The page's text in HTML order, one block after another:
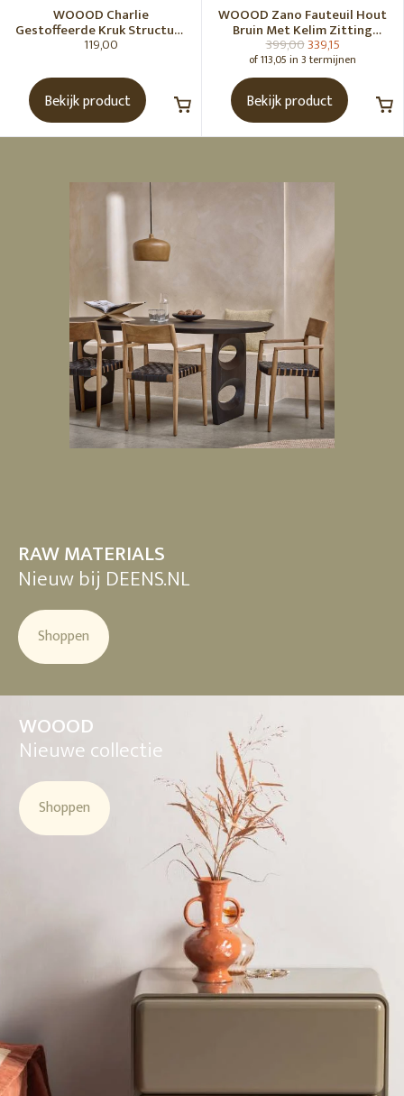
WOOOD Charlie
Gestoffeerde Kruk Structuur
Stof Karamelbruin [Fsc]
119,00
Bekijk product
WOOOD Zano Fauteuil Hout
Bruin Met Kelim Zitting
Naturel
399,00339,15
of 113,05 in 3 termijnen
Bekijk product
RAW MATERIALS
Nieuw bij DEENS.NL
Shoppen
WOOOD
Nieuwe collectie
Shoppen